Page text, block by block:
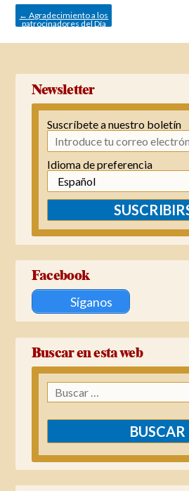
entradas
← Agradecimiento a los
patrocinadores del Día
Newsletter
Suscríbete a nuestro boletín
Idioma de preferencia
Facebook
Síganos
Buscar en esta web
Buscar: